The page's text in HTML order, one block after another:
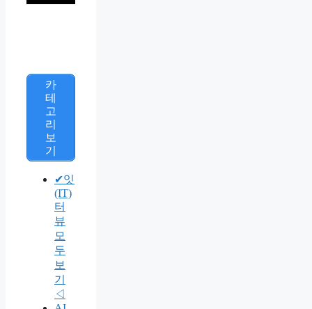
카
테
고
리
보
기
✔잇
(IT)
터
뷰
모
두
보
기
◁